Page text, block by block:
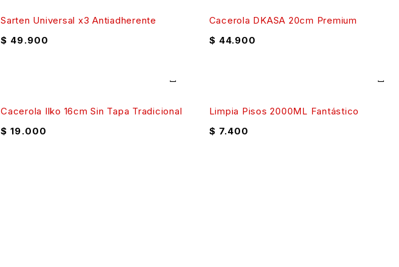
Sarten Universal x3 Antiadherente
$ 49.900
Cacerola DKASA 20cm Premium
$ 44.900
Cacerola Ilko 16cm Sin Tapa Tradicional
$ 19.000
Limpia Pisos 2000ML Fantástico
$ 7.400